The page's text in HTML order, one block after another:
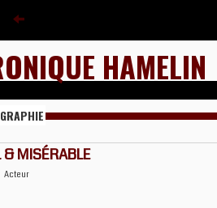
HAMELIN
& MISÉRABLE
Acteur